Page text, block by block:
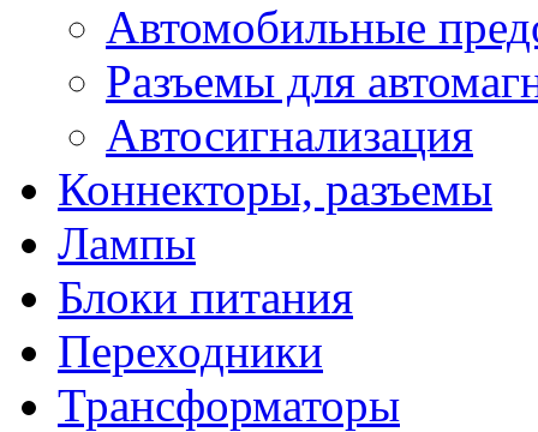
Автомобильные
Разъемы для
Автосигнализация
Коннекторы, разъемы
Лампы
Блоки питания
Переходники
Трансформаторы